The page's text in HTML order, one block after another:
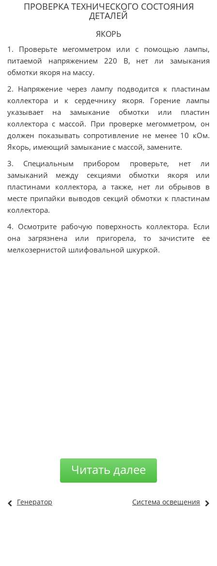
ПРОВЕРКА ТЕХНИЧЕСКОГО СОСТОЯНИЯ
ДЕТАЛЕЙ
ЯКОРЬ
1. Проверьте мегомметром или с помощью лампы,
питаемой напряжением 220 В, нет ли замыкания
обмотки якоря на массу.
2. Напряжение через лампу подводится к пластинам
коллектора и к сердечнику якоря. Горение лампы
указывает на замыкание обмотки или пластин
коллектора с массой. При проверке мегомметром, он
должен показывать сопротивление не менее 10 кОм.
Якорь, имеющий замыкание с массой, замените.
3. Специальным прибором проверьте, нет ли
замыканий между секциями обмотки якоря или
пластинами коллектора, а также, нет ли обрывов в
месте припайки выводов секций обмотки к пластинам
коллектора.
4. Осмотрите рабочую поверхность коллектора. Если
она загрязнена или пригорела, то зачистите ее
мелкозернистой шлифовальной шкуркой.
Читать далее
Генератор Система освещения